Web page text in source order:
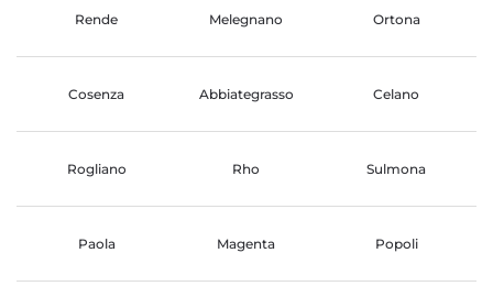
Rende Melegnano Ortona
Cosenza Abbiategrasso Celano
Rogliano Rho Sulmona
Paola Magenta Popoli